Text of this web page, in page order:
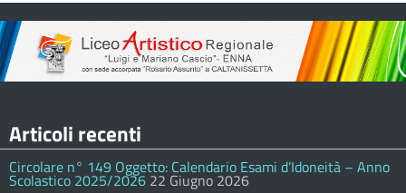
Articoli recenti
Circolare n° 149 Oggetto: Calendario Esami d’Idoneità – Anno
Scolastico 2025/2026 22 Giugno 2026